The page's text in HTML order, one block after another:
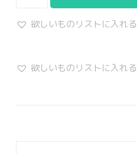
欲しいものリストに入れる
欲しいものリストに入れる